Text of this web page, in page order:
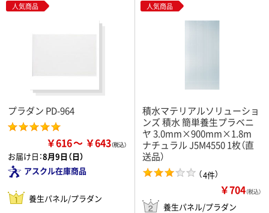
人気商品
プラダン PD-964
￥616 ￥643
お届け日：8月9日（日）
アスクル在庫商品
養生パネル/プラダン
人気商品
積水マテリアルソリューショ
ンズ 積水 簡単養生プラベニ
ヤ 3.0mm×900mm×1.8m
ナチュラル J5M4550 1枚（直
送品）
（4件）
￥704（税込）
養生パネル/プラダン